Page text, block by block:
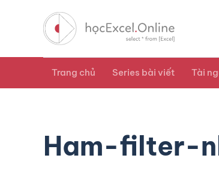
Trang chủ Series bài viết Tài
Ham-filter-